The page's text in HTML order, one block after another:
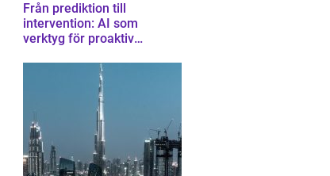
Från prediktion till
intervention: AI som
verktyg för proaktiv